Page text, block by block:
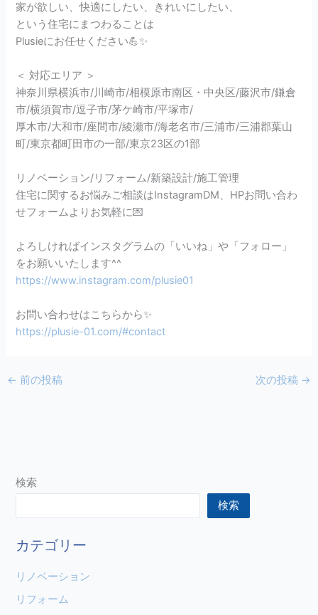
家が欲しい、快適にしたい、きれいにしたい、
という住宅にまつわることは
Plusieにお任せください💪✨
＜ 対応エリア ＞
神奈川県横浜市/川崎市/相模原市南区・中央区/藤沢市/鎌倉
市/横須賀市/逗子市/茅ケ崎市/平塚市/
厚木市/大和市/座間市/綾瀬市/海老名市/三浦市/三浦郡葉山
町/東京都町田市の一部/東京23区の1部
リノベーション/リフォーム/新築設計/施工管理
住宅に関するお悩みご相談はInstagramDM、HPお問い合わ
せフォームよりお気軽に💌
よろしければインスタグラムの「いいね」や「フォロー」
をお願いいたします^^
https://www.instagram.com/plusie01
お問い合わせはこちらから✨
https://plusie-01.com/#contact
← 前の投稿 次の投稿 →
検索
検索
カテゴリー
リノベーション
リフォーム